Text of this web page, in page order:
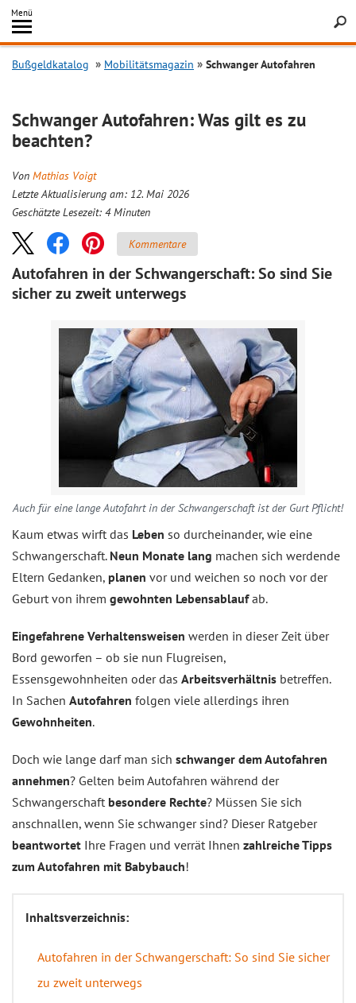
Inhalt
springen
Menü
Search
Bußgeldkatalog Mobilitätsmagazin Schwanger Autofahren
Schwanger Autofahren: Was gilt es zu
beachten?
Von Mathias Voigt
Letzte Aktualisierung am: 12. Mai 2026
Geschätzte Lesezeit: 4 Minuten
Kommentare
Autofahren in der Schwangerschaft: So sind Sie
sicher zu zweit unterwegs
Auch für eine lange Autofahrt in der Schwangerschaft ist der Gurt Pflicht!
Kaum etwas wirft das Leben so durcheinander, wie eine
Schwangerschaft. Neun Monate lang machen sich werdende
Eltern Gedanken, planen vor und weichen so noch vor der
Geburt von ihrem gewohnten Lebensablaufab.
Eingefahrene Verhaltensweisen werden in dieser Zeit über
Bord geworfen – ob sie nun Flugreisen,
Essensgewohnheiten oder das Arbeitsverhältnis betreffen.
In Sachen Autofahren folgen viele allerdings ihren
Gewohnheiten.
Doch wie lange darf man sich schwanger dem Autofahren
annehmen? Gelten beim Autofahren während der
Schwangerschaft besondere Rechte? Müssen Sie sich
anschnallen, wenn Sie schwanger sind? Dieser Ratgeber
beantwortet Ihre Fragen und verrät Ihnen zahlreiche Tipps
zum Autofahren mit Babybauch!
Inhaltsverzeichnis:
Autofahren in der Schwangerschaft: So sind Sie sicher
zu zweit unterwegs